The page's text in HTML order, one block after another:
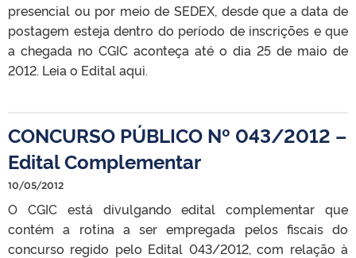
presencial ou por meio de SEDEX, desde que a data de
postagem esteja dentro do período de inscrições e que
a chegada no CGIC aconteça até o dia 25 de maio de
2012. Leia o Edital aqui.
CONCURSO PÚBLICO Nº 043/2012 –
Edital Complementar
10/05/2012
O CGIC está divulgando edital complementar que
contém a rotina a ser empregada pelos fiscais do
concurso regido pelo Edital 043/2012, com relação à